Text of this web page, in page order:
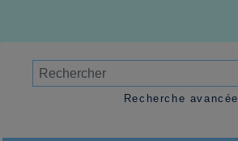
Recherche avancée